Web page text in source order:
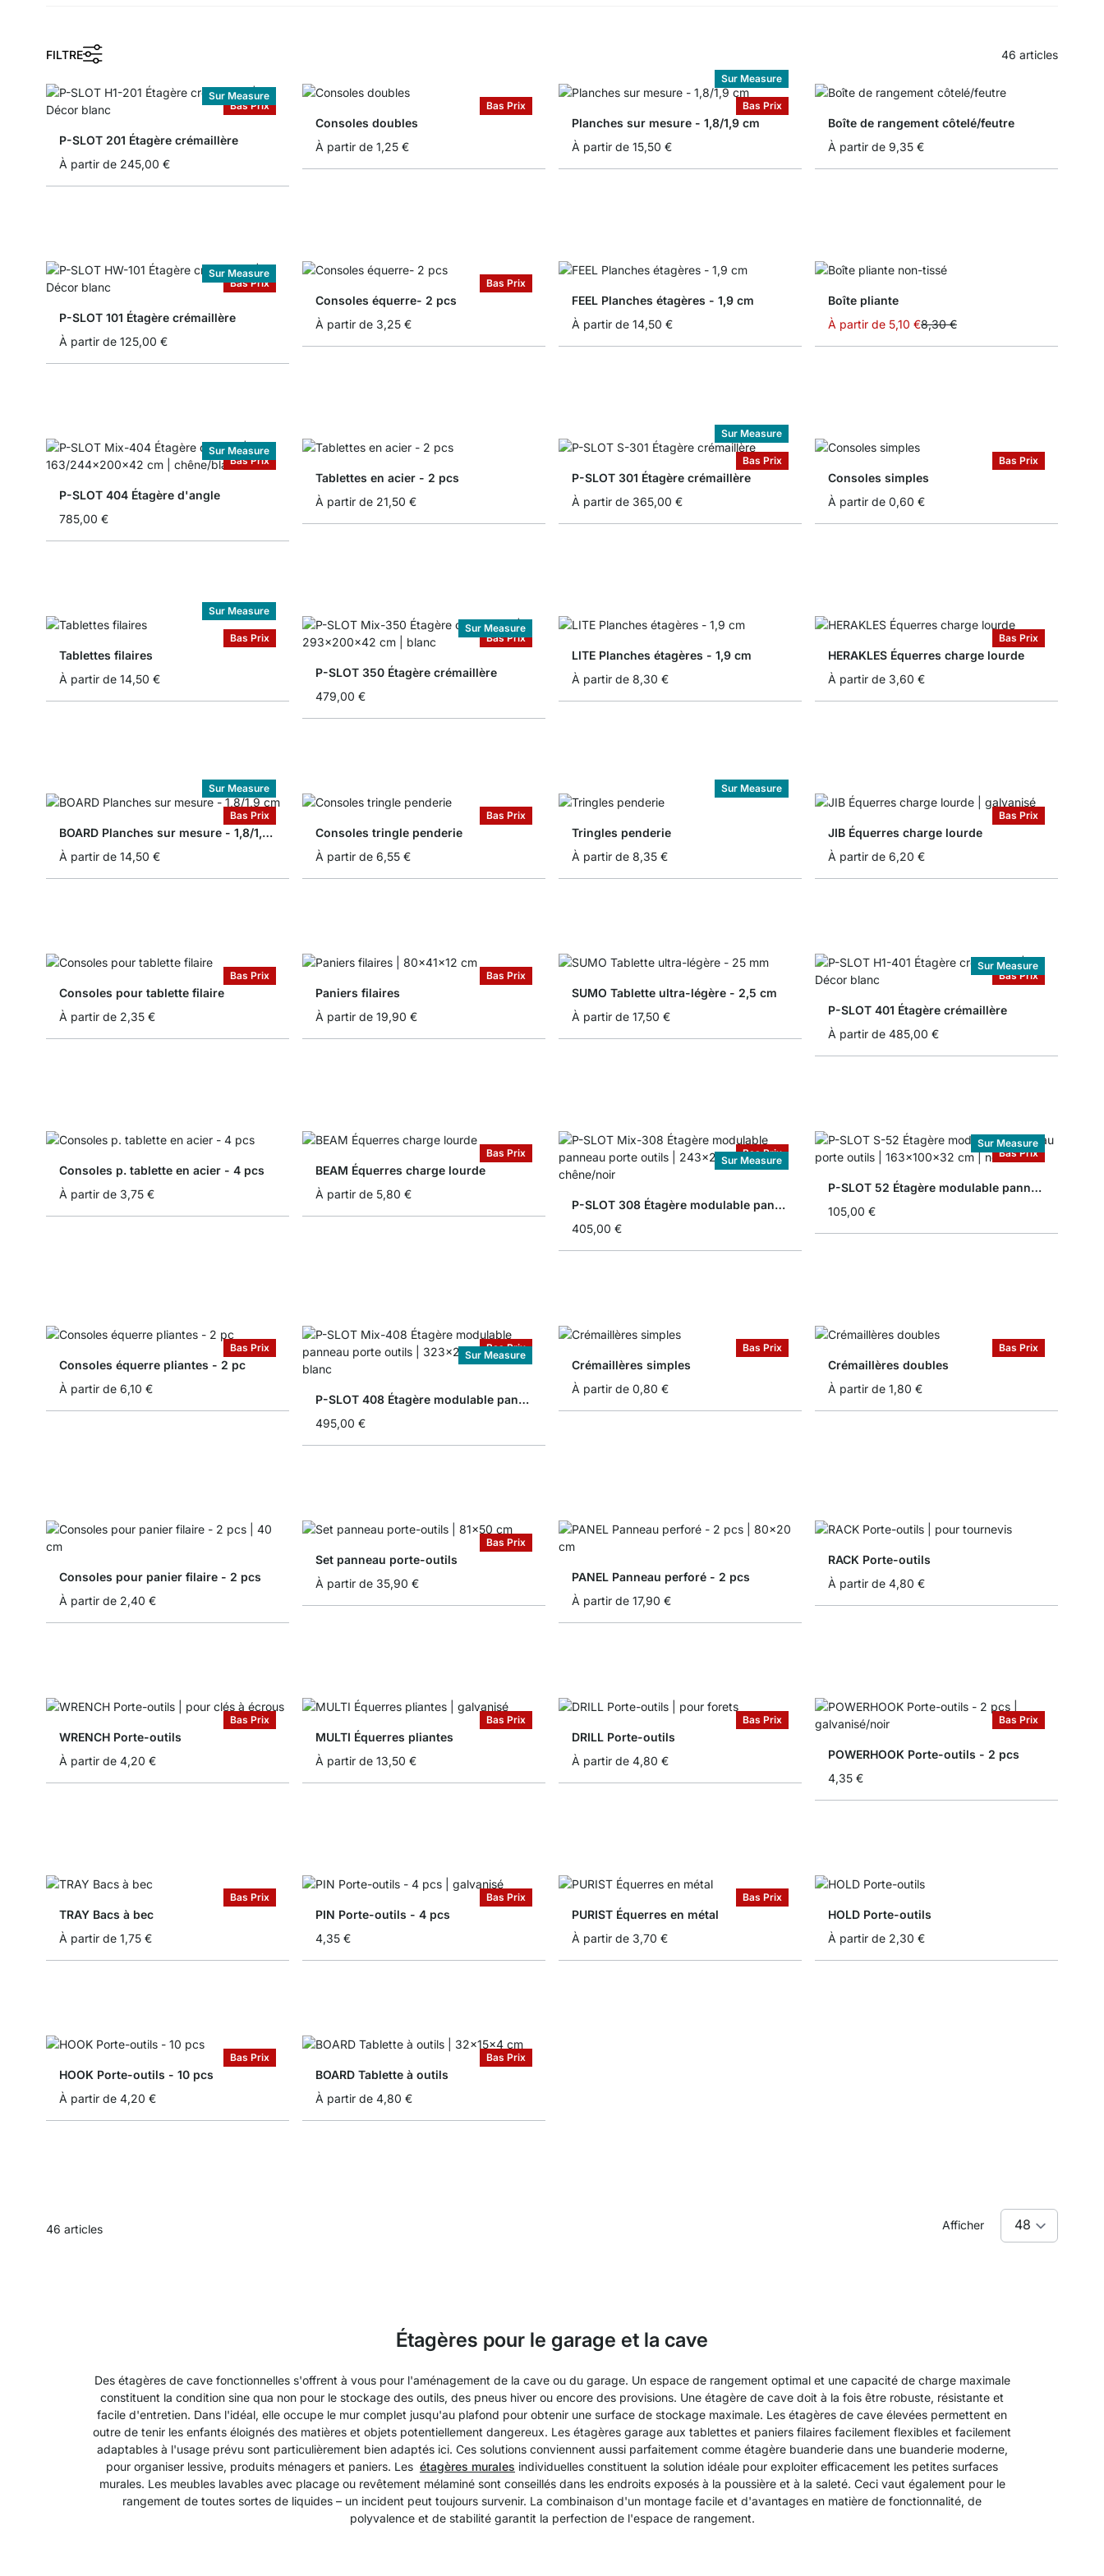
FILTRE 46 articles
Bas Prix
Sur Measure
P-SLOT 201 Étagère crémaillère
À partir de 245,00 €
Bas Prix
Consoles doubles
À partir de 1,25 €
Bas Prix
Sur Measure
Planches sur mesure - 1,8/1,9 cm
À partir de 15,50 €
Boîte de rangement côtelé/feutre
À partir de 9,35 €
Bas Prix
Sur Measure
P-SLOT 101 Étagère crémaillère
À partir de 125,00 €
Bas Prix
Consoles équerre- 2 pcs
À partir de 3,25 €
FEEL Planches étagères - 1,9 cm
À partir de 14,50 €
Boîte pliante
À partir de 5,10 €8,30 €
Bas Prix
Sur Measure
P-SLOT 404 Étagère d'angle
785,00 €
Tablettes en acier - 2 pcs
À partir de 21,50 €
Bas Prix
Sur Measure
P-SLOT 301 Étagère crémaillère
À partir de 365,00 €
Bas Prix
Consoles simples
À partir de 0,60 €
Bas Prix
Sur Measure
Tablettes filaires
À partir de 14,50 €
Bas Prix
Sur Measure
P-SLOT 350 Étagère crémaillère
479,00 €
LITE Planches étagères - 1,9 cm
À partir de 8,30 €
Bas Prix
HERAKLES Équerres charge lourde
À partir de 3,60 €
Bas Prix
Sur Measure
BOARD Planches sur mesure - 1,8/1,9 cm
À partir de 14,50 €
Bas Prix
Consoles tringle penderie
À partir de 6,55 €
Sur Measure
Tringles penderie
À partir de 8,35 €
Bas Prix
JIB Équerres charge lourde
À partir de 6,20 €
Bas Prix
Consoles pour tablette filaire
À partir de 2,35 €
Bas Prix
Paniers filaires
À partir de 19,90 €
SUMO Tablette ultra-légère - 2,5 cm
À partir de 17,50 €
Bas Prix
Sur Measure
P-SLOT 401 Étagère crémaillère
À partir de 485,00 €
Consoles p. tablette en acier - 4 pcs
À partir de 3,75 €
Bas Prix
BEAM Équerres charge lourde
À partir de 5,80 €
Bas Prix
Sur Measure
P-SLOT 308 Étagère modulable panneau porte outils
405,00 €
Bas Prix
Sur Measure
P-SLOT 52 Étagère modulable panneau porte outils
105,00 €
Bas Prix
Consoles équerre pliantes - 2 pc
À partir de 6,10 €
Bas Prix
Sur Measure
P-SLOT 408 Étagère modulable panneau porte outils
495,00 €
Bas Prix
Crémaillères simples
À partir de 0,80 €
Bas Prix
Crémaillères doubles
À partir de 1,80 €
Consoles pour panier filaire - 2 pcs
À partir de 2,40 €
Bas Prix
Set panneau porte-outils
À partir de 35,90 €
PANEL Panneau perforé - 2 pcs
À partir de 17,90 €
RACK Porte-outils
À partir de 4,80 €
Bas Prix
WRENCH Porte-outils
À partir de 4,20 €
Bas Prix
MULTI Équerres pliantes
À partir de 13,50 €
Bas Prix
DRILL Porte-outils
À partir de 4,80 €
Bas Prix
POWERHOOK Porte-outils - 2 pcs
4,35 €
Bas Prix
TRAY Bacs à bec
À partir de 1,75 €
Bas Prix
PIN Porte-outils - 4 pcs
4,35 €
Bas Prix
PURIST Équerres en métal
À partir de 3,70 €
HOLD Porte-outils
À partir de 2,30 €
Bas Prix
HOOK Porte-outils - 10 pcs
À partir de 4,20 €
Bas Prix
BOARD Tablette à outils
À partir de 4,80 €
46 articles Afficher
Étagères pour le garage et la cave
Des étagères de cave fonctionnelles s'offrent à vous pour l'aménagement de la cave ou du garage. Un espace de rangement optimal et une capacité de charge maximale
constituent la condition sine qua non pour le stockage des outils, des pneus hiver ou encore des provisions. Une étagère de cave doit à la fois être robuste, résistante et
facile d'entretien. Dans l'idéal, elle occupe le mur complet jusqu'au plafond pour obtenir une surface de stockage maximale. Les étagères de cave élevées permettent en
outre de tenir les enfants éloignés des matières et objets potentiellement dangereux. Les étagères garage aux tablettes et paniers filaires facilement flexibles et facilement
adaptables à l'usage prévu sont particulièrement bien adaptés ici. Ces solutions conviennent aussi parfaitement comme étagère buanderie dans une buanderie moderne,
pour organiser lessive, produits ménagers et paniers. Les étagères murales individuelles constituent la solution idéale pour exploiter efficacement les petites surfaces
murales. Les meubles lavables avec placage ou revêtement mélaminé sont conseillés dans les endroits exposés à la poussière et à la saleté. Ceci vaut également pour le
rangement de toutes sortes de liquides – un incident peut toujours survenir. La combinaison d'un montage facile et d'avantages en matière de fonctionnalité, de
polyvalence et de stabilité garantit la perfection de l'espace de rangement.